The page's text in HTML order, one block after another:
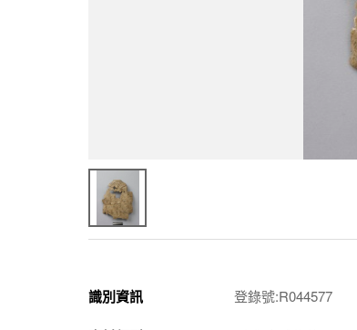
識別資訊 登錄號:R044577